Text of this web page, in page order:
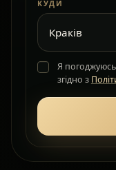
КУДИ
Я
згідно з